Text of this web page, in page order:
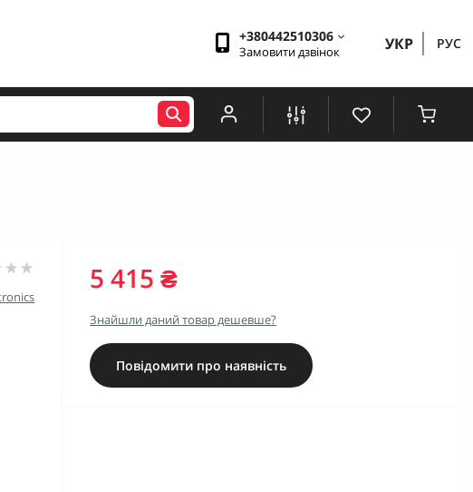
+380442510306
Замовити дзвінок УКР РУС
5 415 ₴
Знайшли даний товар дешевше?
Повідомити про наявність